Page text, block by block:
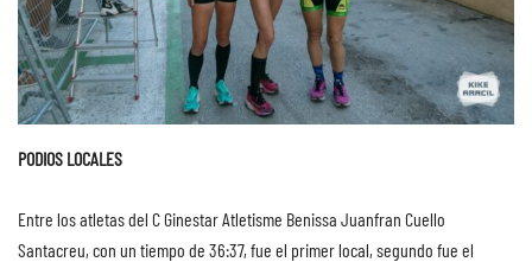
PODIOS LOCALES
Entre los atletas del C Ginestar Atletisme Benissa Juanfran Cuello
Santacreu, con un tiempo de 36:37, fue el primer local, segundo fue el